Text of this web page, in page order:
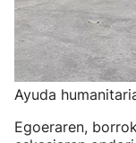
Ayuda
Egoeraren,